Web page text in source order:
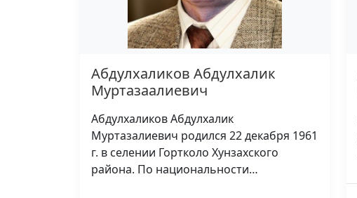
Абдулхаликов Абдулхалик
Муртазаалиевич
Абдулхаликов Абдулхалик
Муртазалиевич родился 22 декабря 1961
г. в селении Гортколо Хунзахского
района. По национальности…